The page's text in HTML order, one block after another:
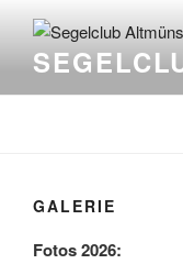
Inhalt
springen
GALERIE
Fotos 2026: